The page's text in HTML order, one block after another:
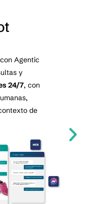
Agentic
y
24/7, con
de